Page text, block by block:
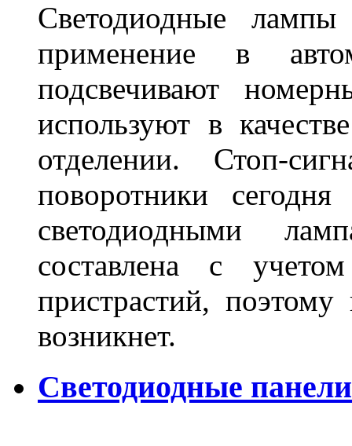
Светодиодные
применение в
подсвечивают
используют в
отделении. Стоп-
поворотники
светодиодными
составлена с
пристрастий,
возникнет.
Светодиодные